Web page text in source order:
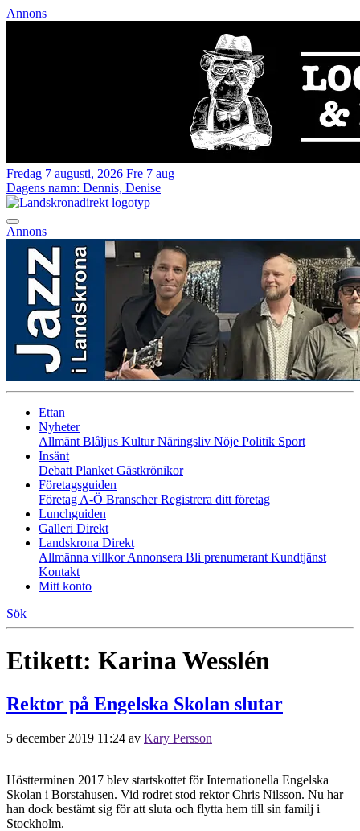
Annons
Fredag 7 augusti, 2026 Fre 7 aug
Dagens namn: Dennis, Denise
Annons
Ettan
Nyheter
Allmänt Blåljus KulturNäringsliv Nöje Politik Sport
Insänt
Debatt Planket Gästkrönikor
Företagsguiden
Företag A-Ö BranscherRegistrera ditt företag
Lunchguiden
Galleri Direkt
Landskrona Direkt
Allmänna villkorAnnonsera Bli prenumerant Kundtjänst
Kontakt
Mitt konto
Sök
Etikett: Karina Wesslén
Rektor på Engelska Skolan slutar
5 december 2019 11:24 av Kary Persson
Höstterminen 2017 blev startskottet för Internationella Engelska
Skolan i Borstahusen. Vid rodret stod rektor Chris Nilsson. Nu har
han dock bestämt sig för att sluta och flytta hem till sin familj i
Stockholm.